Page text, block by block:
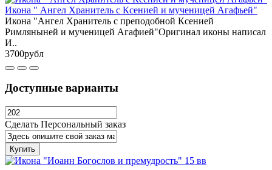
Икона " Ангел Хранитель с Ксенией и мученицей Агафьей"
Икона "Ангел Хранитель с преподобной Ксенией
Римляныней и мученицей Агафией"Оригинал иконы написал
И..
3700рубл
Доступные варианты
Сделать Персональный заказ
Купить